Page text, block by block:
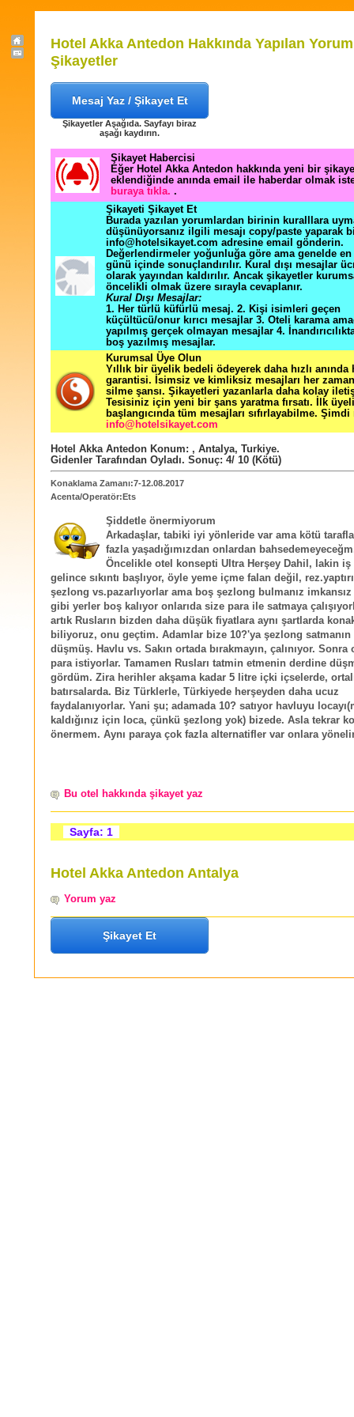
Hotel Akka Antedon Hakkında Yapılan
Şikayetler
Mesaj Yaz / Şikayet Et
Şikayetler Aşağıda. Sayfayı biraz
aşağı kaydırın.
Şikayet Habercisi
Eğer Hotel Akka Antedon hakkında yeni bir
eklendiğinde anında email ile haberdar olmak
buraya tıkla. .
Şikayeti Şikayet Et
Burada yazılan yorumlardan birinin kuralllara
düşünüyorsanız ilgili mesajı copy/paste yaparak
info@hotelsikayet.com adresine email gönderin.
Değerlendirmeler yoğunluğa göre ama genelde
günü içinde sonuçlandırılır. Kural dışı mesajlar
olarak yayından kaldırılır. Ancak şikayetler
öncelikli olmak üzere sırayla cevaplanır.
Kural Dışı Mesajlar:
1. Her türlü küfürlü mesaj. 2. Kişi isimleri geçen
küçültücü/onur kırıcı mesajlar 3. Oteli karama
yapılmış gerçek olmayan mesajlar 4.
boş yazılmış mesajlar.
Kurumsal Üye Olun
Yıllık bir üyelik bedeli ödeyerek daha hızlı
garantisi. İsimsiz ve kimliksiz mesajları her zaman
silme şansı. Şikayetleri yazanlarla daha kolay
Tesisiniz için yeni bir şans yaratma fırsatı. İlk
başlangıcında tüm mesajları sıfırlayabilme. Şimdi
info@hotelsikayet.com
Hotel Akka Antedon Konum: , Antalya, Turkiye.
Gidenler Tarafından Oyladı. Sonuç: 4/ 10 (Kötü)
Konaklama Zamanı:7-12.08.2017
Acenta/Operatör:Ets
Şiddetle önermiyorum
Arkadaşlar, tabiki iyi yönleride var ama kötü
fazla yaşadığımızdan onlardan
Öncelikle otel konsepti Ultra Herşey Dahil, lakin iş
gelince sıkıntı başlıyor, öyle yeme içme falan değil,
şezlong vs.pazarlıyorlar ama boş şezlong bulmanız
gibi yerler boş kalıyor onlarıda size para ile satmaya
artık Rusların bizden daha düşük fiyatlara aynı şartlarda
biliyoruz, onu geçtim. Adamlar bize 10?'ya şezlong satmanın
düşmüş. Havlu vs. Sakın ortada bırakmayın, çalınıyor.
para istiyorlar. Tamamen Rusları tatmin etmenin derdine
gördüm. Zira herihler akşama kadar 5 litre içki içselerde,
batırsalarda. Biz Türklerle, Türkiyede herşeyden daha ucuz
faydalanıyorlar. Yani şu; adamada 10? satıyor havluyu
kaldığınız için loca, çünkü şezlong yok) bizede. Asla tekrar
önermem. Aynı paraya çok fazla alternatifler var onlara
Bu otel hakkında şikayet yaz
Sayfa: 1
Hotel Akka Antedon Antalya
Yorum yaz
Şikayet Et